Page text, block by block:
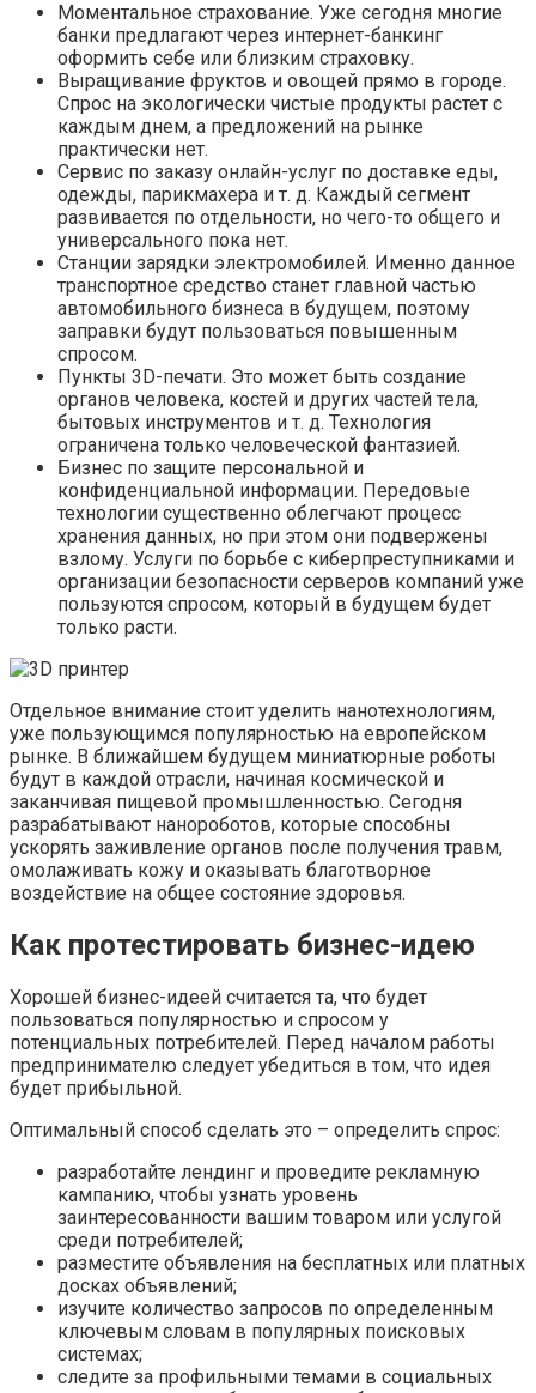
Моментальное страхование. Уже сегодня многие
банки предлагают через интернет-банкинг
оформить себе или близким страховку.
Выращивание фруктов и овощей прямо в городе.
Спрос на экологически чистые продукты растет с
каждым днем, а предложений на рынке
практически нет.
Сервис по заказу онлайн-услуг по доставке еды,
одежды, парикмахера и т. д. Каждый сегмент
развивается по отдельности, но чего-то общего и
универсального пока нет.
Станции зарядки электромобилей. Именно данное
транспортное средство станет главной частью
автомобильного бизнеса в будущем, поэтому
заправки будут пользоваться повышенным
спросом.
Пункты 3D-печати. Это может быть создание
органов человека, костей и других частей тела,
бытовых инструментов и т. д. Технология
ограничена только человеческой фантазией.
Бизнес по защите персональной и
конфиденциальной информации. Передовые
технологии существенно облегчают процесс
хранения данных, но при этом они подвержены
взлому. Услуги по борьбе с киберпреступниками и
организации безопасности серверов компаний уже
пользуются спросом, который в будущем будет
только расти.
Отдельное внимание стоит уделить нанотехнологиям,
уже пользующимся популярностью на европейском
рынке. В ближайшем будущем миниатюрные роботы
будут в каждой отрасли, начиная космической и
заканчивая пищевой промышленностью. Сегодня
разрабатывают нанороботов, которые способны
ускорять заживление органов после получения травм,
омолаживать кожу и оказывать благотворное
воздействие на общее состояние здоровья.
Как протестировать бизнес-идею
Хорошей бизнес-идеей считается та, что будет
пользоваться популярностью и спросом у
потенциальных потребителей. Перед началом работы
предпринимателю следует убедиться в том, что идея
будет прибыльной.
Оптимальный способ сделать это – определить спрос:
разработайте лендинг и проведите рекламную
кампанию, чтобы узнать уровень
заинтересованности вашим товаром или услугой
среди потребителей;
разместите объявления на бесплатных или платных
досках объявлений;
изучите количество запросов по определенным
ключевым словам в популярных поисковых
системах;
следите за профильными темами в социальных